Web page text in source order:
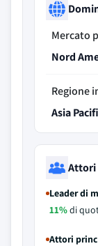
Mercato
Nord
Regione
Asia
Attori
Leader di
11%di
Attori